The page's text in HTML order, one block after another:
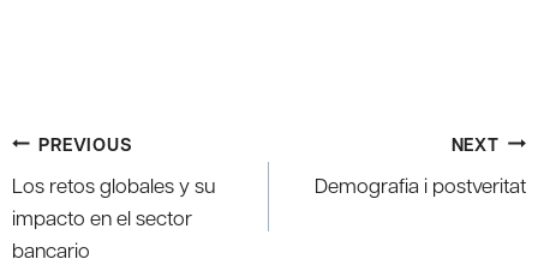
Post
navigation
PREVIOUS
Los retos globales y su
impacto en el sector
bancario
NEXT
Demografia i postveritat